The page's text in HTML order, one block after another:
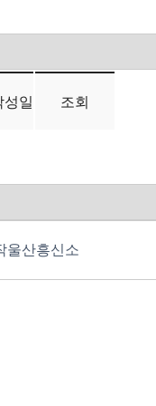
성일 조회